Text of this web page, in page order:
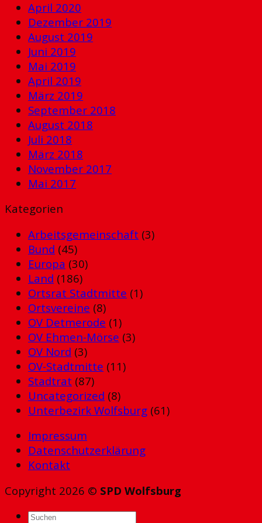
April 2020
Dezember 2019
August 2019
Juni 2019
Mai 2019
April 2019
März 2019
September 2018
August 2018
Juli 2018
März 2018
November 2017
Mai 2017
Kategorien
Arbeitsgemeinschaft (3)
Bund (45)
Europa (30)
Land (186)
Ortsrat Stadtmitte (1)
Ortsvereine (8)
OV Detmerode (1)
OV Ehmen-Mörse (3)
OV Nord (3)
OV-Stadtmitte (11)
Stadtrat (87)
Uncategorized (8)
Unterbezirk Wolfsburg (61)
Impressum
Datenschutzerklärung
Kontakt
Copyright 2026 © SPD Wolfsburg